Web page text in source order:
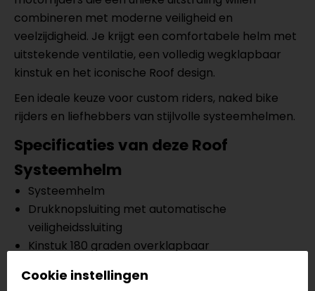
combineren met moderne veiligheid en
veelzijdigheid. Je krijgt een comfortabele helm met
uitstekende ventilatie, een volledig wegklapbaar
kinstuk en het iconische Roof design.
Een ideale keuze voor custom riders, naked bike
rijders en liefhebbers van stijlvolle systeemhelmen.
Specificaties van deze Roof
Systeemhelm
Systeemhelm
Drukknopsluiting met automatische
veiligheidssluiting
Kinstuk 180 graden overklapbaar
Meerdere luchtinlaten
Cookie instellingen